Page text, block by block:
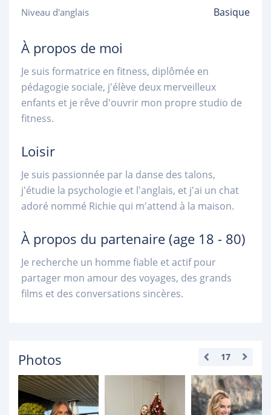
Niveau d'anglais Basique
À propos de moi
Je suis formatrice en fitness, diplômée en
pédagogie sociale, j'élève deux merveilleux
enfants et je rêve d'ouvrir mon propre studio de
fitness.
Loisir
Je suis passionnée par la danse des talons,
j'étudie la psychologie et l'anglais, et j'ai un chat
adoré nommé Richie qui m'attend à la maison.
À propos du partenaire (age 18 - 80)
Je recherche un homme fiable et actif pour
partager mon amour des voyages, des grands
films et des conversations sincères.
Photos 17